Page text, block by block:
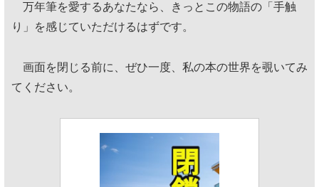
万年筆を愛するあなたなら、きっとこの物語の「手触
り」を感じていただけるはずです。
画面を閉じる前に、ぜひ一度、私の本の世界を覗いてみ
てください。